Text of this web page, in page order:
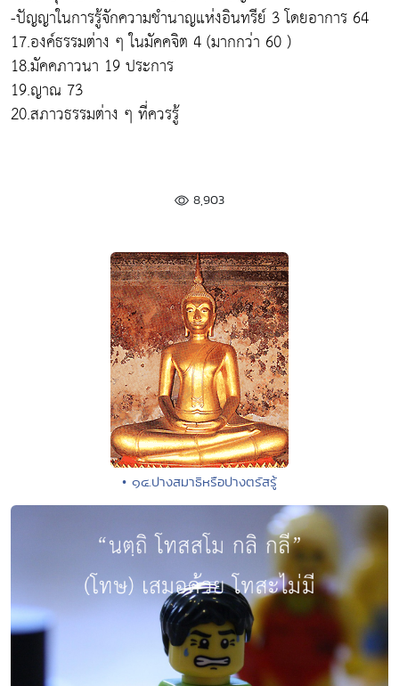
-ปัญญาในการรู้จักความชำนาญแห่งอินทรีย์ 3 โดยอาการ 64
17.องค์ธรรมต่าง ๆ ในมัคคจิต 4 (มากกว่า 60 )
18.มัคคภาวนา 19 ประการ
19.ญาณ 73
20.สภาวธรรมต่าง ๆ ที่ควรรู้
8,903
• ๑๔.ปางสมาธิหรือปางตรัสรู้